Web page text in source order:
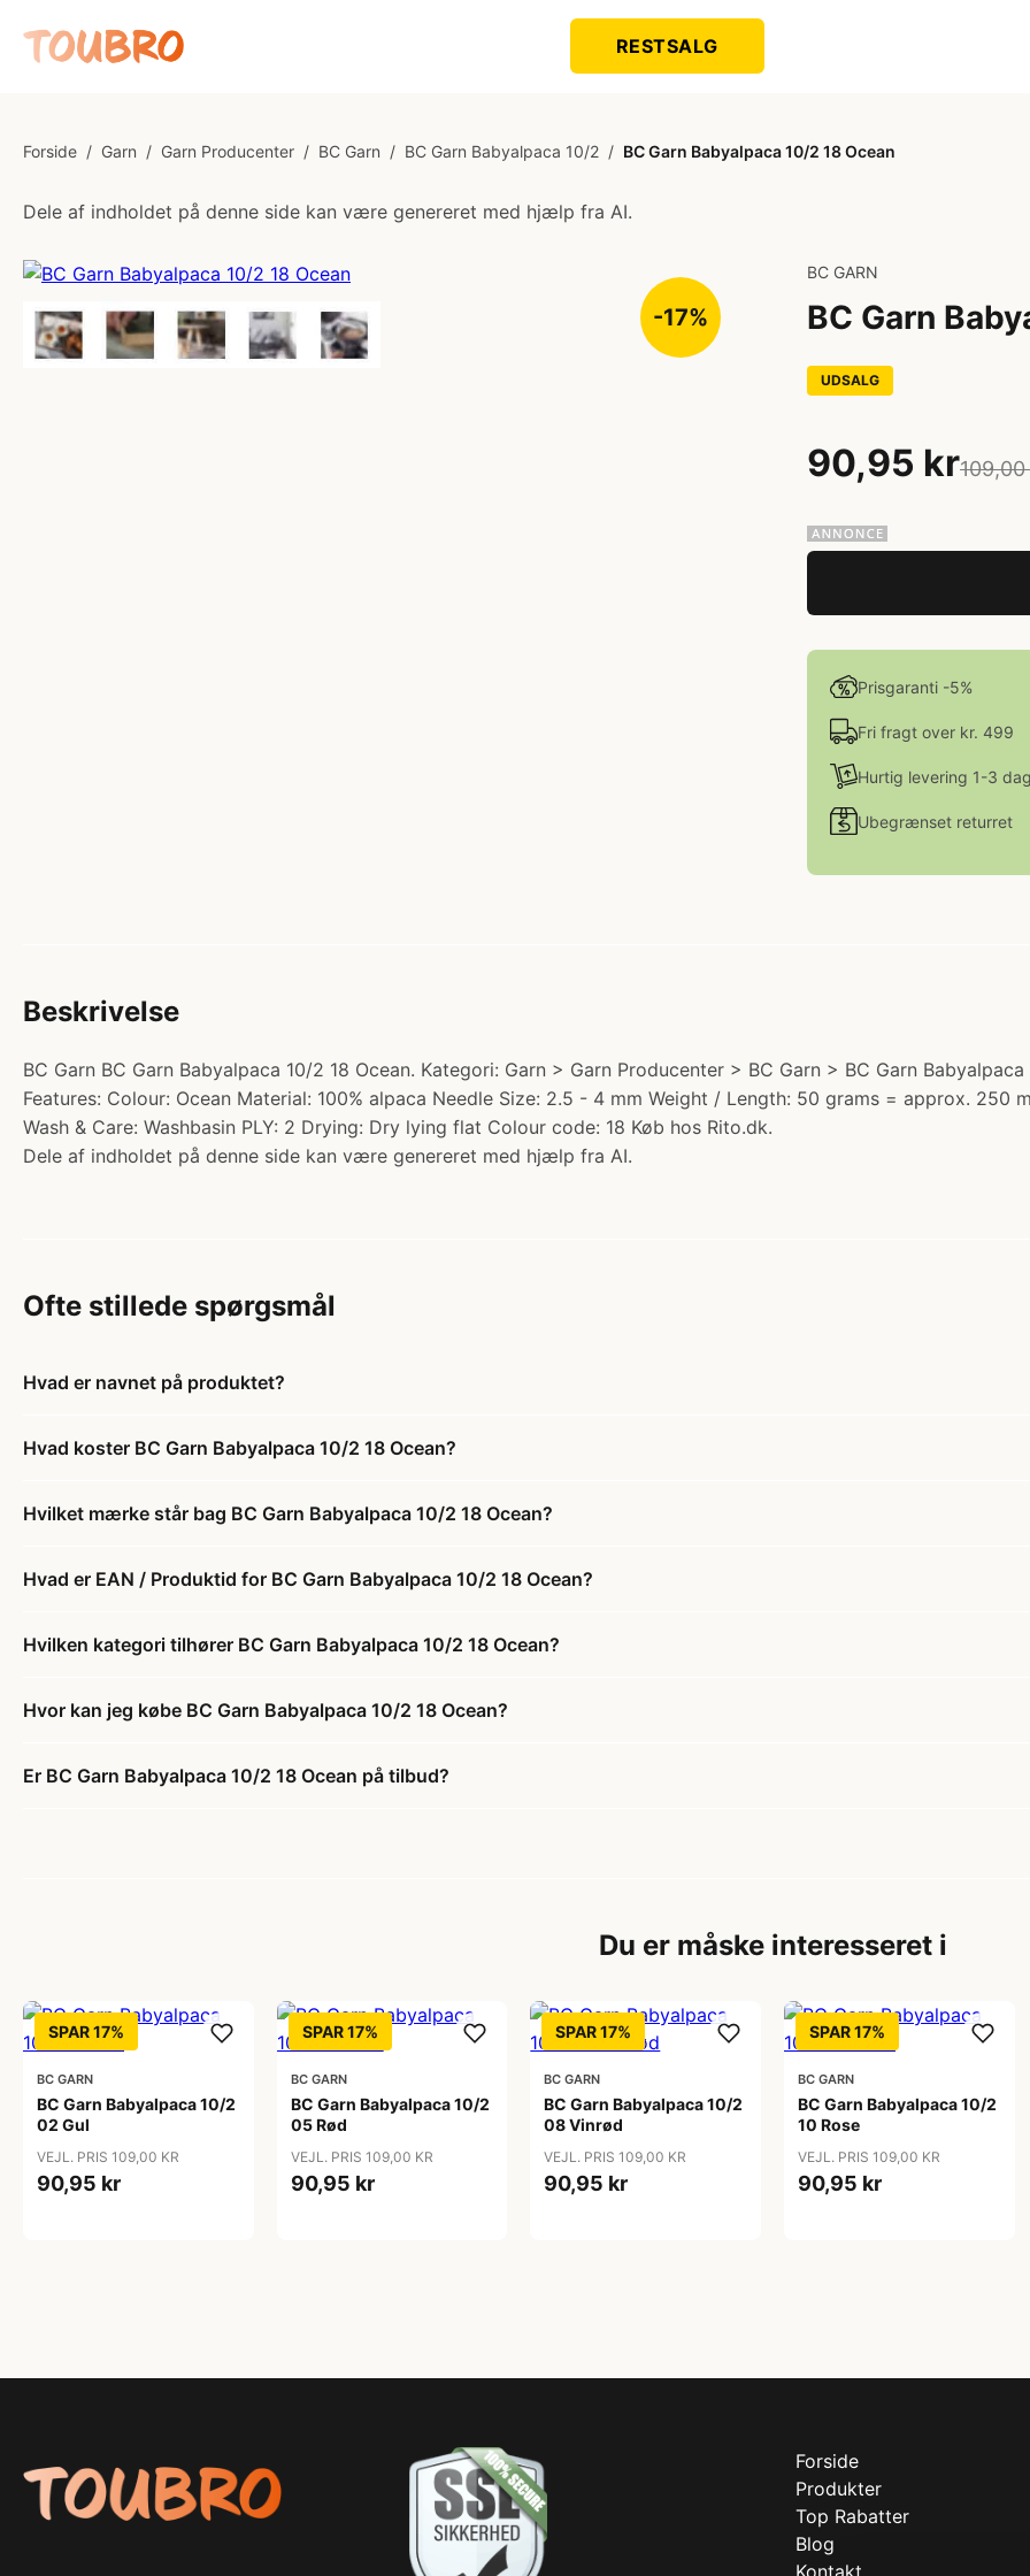
RESTSALG
Forside / Garn / Garn Producenter / BC Garn / BC Garn Babyalpaca 10/2 / BC Garn Babyalpaca 10/2 18 Ocean
Dele af indholdet på denne side kan være genereret med hjælp fra AI.
-17%
BC GARN
BC Garn
UDSALG
90,95 kr
Prisgaranti -5%
Fri fragt over kr. 499
Hurtig levering 1-3
Ubegrænset returret
Beskrivelse
BC Garn BC Garn Babyalpaca 10/2 18 Ocean. Kategori: Garn > Garn Producenter > BC Garn > BC Garn
Features: Colour: Ocean Material: 100% alpaca Needle Size: 2.5 - 4 mm Weight / Length: 50 grams = approx. 250
Wash & Care: Washbasin PLY: 2 Drying: Dry lying flat Colour code: 18 Køb hos Rito.dk.
Dele af indholdet på denne side kan være genereret med hjælp fra AI.
Ofte stillede spørgsmål
Hvad er navnet på produktet?
Hvad koster BC Garn Babyalpaca 10/2 18 Ocean?
Hvilket mærke står bag BC Garn Babyalpaca 10/2 18 Ocean?
Hvad er EAN / Produktid for BC Garn Babyalpaca 10/2 18 Ocean?
Hvilken kategori tilhører BC Garn Babyalpaca 10/2 18 Ocean?
Hvor kan jeg købe BC Garn Babyalpaca 10/2 18 Ocean?
Er BC Garn Babyalpaca 10/2 18 Ocean på tilbud?
Du er måske interesseret i
SPAR 17%
BC GARN
BC Garn Babyalpaca 10/2
02 Gul
VEJL. PRIS 109,00 KR
90,95 kr
SPAR 17%
BC GARN
BC Garn Babyalpaca 10/2
05 Rød
VEJL. PRIS 109,00 KR
90,95 kr
SPAR 17%
BC GARN
BC Garn Babyalpaca 10/2
08 Vinrød
VEJL. PRIS 109,00 KR
90,95 kr
SPAR 17%
BC GARN
BC Garn Babyalpaca 10/2
10 Rose
VEJL. PRIS 109,00 KR
90,95 kr
Forside
Produkter
Top Rabatter
Blog
Kontakt